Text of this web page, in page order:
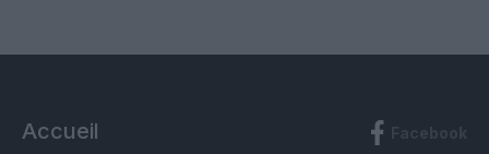
Accueil